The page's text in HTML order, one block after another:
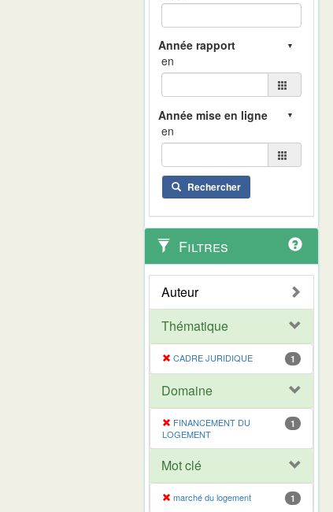
en
en
Rechercher
Filtres
Auteur
Thématique
CADRE JURIDIQUE 1
Domaine
FINANCEMENT DU
LOGEMENT
1
Mot clé
marché du logement 1